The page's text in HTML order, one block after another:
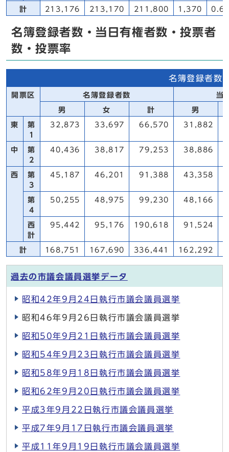
計 213,176 213,170 211,800 1,370
名簿登録者数・当日有権者数・投票者
数・投票率
名簿登録者数
開票区 名簿登録者数 当
男 女 計 男
東
第
1
32,873 33,697 66,570 31,882
中
第
2
40,436 38,817 79,253 38,886
西
第
3
45,187 46,201 91,388 43,358
第
4
50,255 48,975 99,230 48,166
西
計
95,442 95,176 190,618 91,524
計 168,751 167,690 336,441 162,292
過去の市議会議員選挙データ
昭和42年9月24日執行市議会議員選挙
昭和46年9月26日執行市議会議員選挙
昭和50年9月21日執行市議会議員選挙
昭和54年9月23日執行市議会議員選挙
昭和58年9月18日執行市議会議員選挙
昭和62年9月20日執行市議会議員選挙
平成3年9月22日執行市議会議員選挙
平成7年9月17日執行市議会議員選挙
平成11年9月19日執行市議会議員選挙